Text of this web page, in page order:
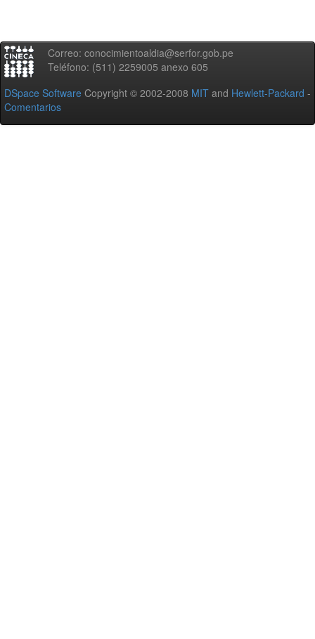
Correo: conocimientoaldia@serfor.gob.pe
Teléfono: (511) 2259005 anexo 605
DSpace Software Copyright © 2002-2008 MIT and Hewlett-Packard -
Comentarios